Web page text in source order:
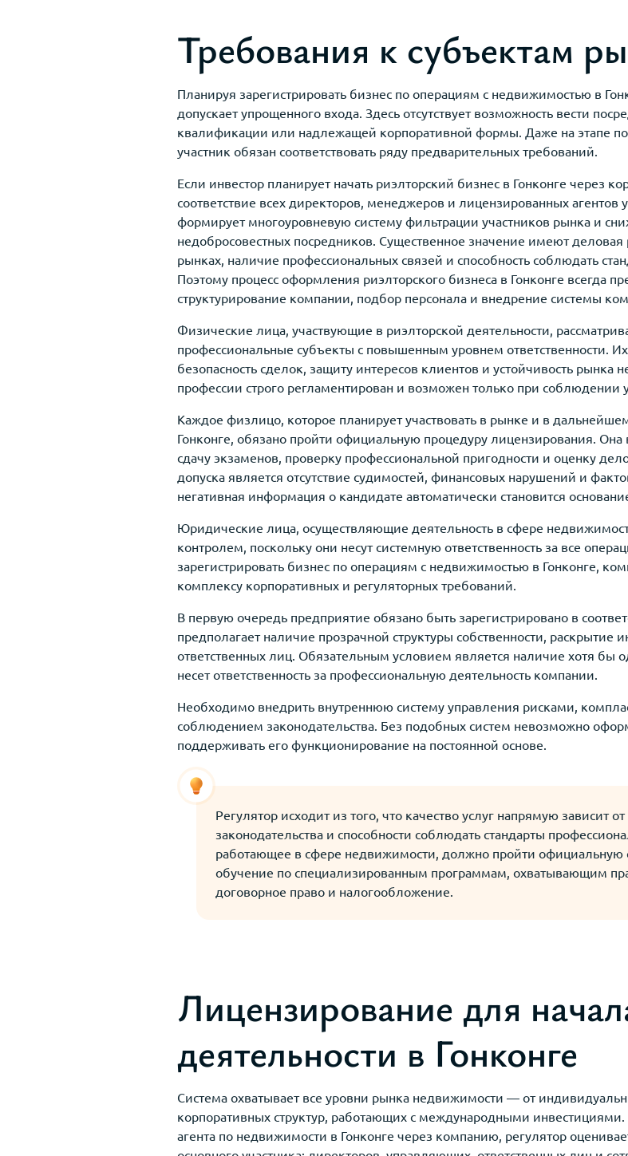
Требования к субъектам
Планируя зарегистрировать бизнес по операциям с недвижимостью в
допускает упрощенного входа. Здесь отсутствует возможность вести
квалификации или надлежащей корпоративной формы. Даже на этапе
участник обязан соответствовать ряду предварительных требований.
Если инвестор планирует начать риэлторский бизнес в Гонконге через
соответствие всех директоров, менеджеров и лицензированных
формирует многоуровневую систему фильтрации участников рынка и
недобросовестных посредников. Существенное значение имеют
рынках, наличие профессиональных связей и способность соблюдать
Поэтому процесс оформления риэлторского бизнеса в Гонконге всегда
структурирование компании, подбор персонала и внедрение системы
Физические лица, участвующие в риэлторской деятельности,
профессиональные субъекты с повышенным уровнем ответственности.
безопасность сделок, защиту интересов клиентов и устойчивость
профессии строго регламентирован и возможен только при соблюдении
Каждое физлицо, которое планирует участвовать в рынке и в
Гонконге, обязано пройти официальную процедуру лицензирования.
сдачу экзаменов, проверку профессиональной пригодности и оценку
допуска является отсутствие судимостей, финансовых нарушений и
негативная информация о кандидате автоматически становится
Юридические лица, осуществляющие деятельность в сфере
контролем, поскольку они несут системную ответственность за все
зарегистрировать бизнес по операциям с недвижимостью в Гонконге,
комплексу корпоративных и регуляторных требований.
В первую очередь предприятие обязано быть зарегистрировано в
предполагает наличие прозрачной структуры собственности,
ответственных лиц. Обязательным условием является наличие хотя бы
несет ответственность за профессиональную деятельность компании.
Необходимо внедрить внутреннюю систему управления рисками,
соблюдением законодательства. Без подобных систем невозможно
поддерживать его функционирование на постоянной основе.
Регулятор исходит из того, что качество услуг напрямую зависит
законодательства и способности соблюдать стандарты
работающее в сфере недвижимости, должно пройти
обучение по специализированным программам, охватывающим
договорное право и налогообложение.
Лицензирование для
деятельности в Гонконге
Система охватывает все уровни рынка недвижимости — от
корпоративных структур, работающих с международными
агента по недвижимости в Гонконге через компанию, регулятор